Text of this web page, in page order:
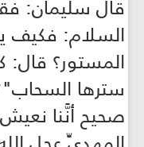
قال سليمان:
السلام: فكيف
المستور؟ قال:
سترها
صحيح أنَّنا